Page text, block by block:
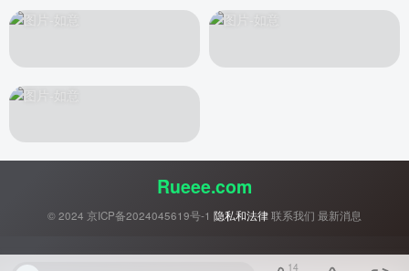
Rueee.com
© 2024 京ICP备2024045619号-1 隐私和法律联系我们 最新消息
14